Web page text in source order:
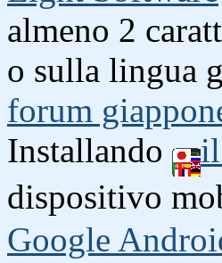
almeno 2
o sulla lingua
forum
Installando
dispositivo
Google